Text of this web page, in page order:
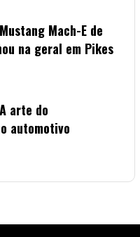
Mustang Mach-E de
na geral em Pikes
A arte do
automotivo